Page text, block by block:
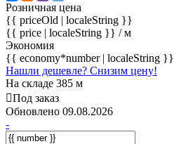
Розничная цена
{{ priceOld | localeString }}
{{ price | localeString }} / м
Экономия
{{ economy*number | localeString }}
Нашли дешевле? Снизим цену!
На складе 385 м
Под заказ
Обновлено 09.08.2026
-